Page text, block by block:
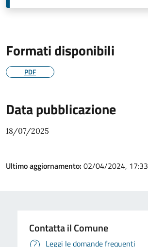
Formati disponibili
PDF
Data pubblicazione
18/07/2025
Ultimo aggiornamento: 02/04/2024, 17:33
Contatta il Comune
Leggi le domande frequenti